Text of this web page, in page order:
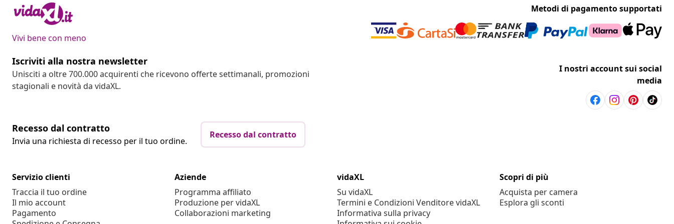
Vivi bene con meno
Metodi di pagamento supportati
Iscriviti alla nostra newsletter
Unisciti a oltre 700.000 acquirenti che ricevono offerte settimanali, promozioni
stagionali e novità da vidaXL.
I nostri account sui social
media
Recesso dal contratto
Invia una richiesta di recesso per il tuo ordine.
Recesso dal contratto
Servizio clienti
Traccia il tuo ordine
Il mio account
Pagamento
Aziende
Programma affiliato
Produzione per vidaXL
Collaborazioni marketing
vidaXL
Su vidaXL
Termini e Condizioni Venditore vidaXL
Informativa sulla privacy
Scopri di più
Acquista per camera
Esplora gli sconti